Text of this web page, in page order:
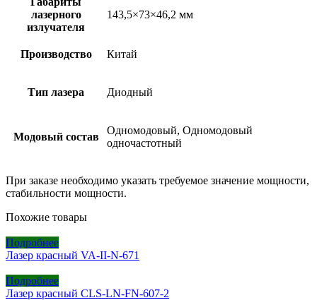
лазерного
излучателя
143,5×73×46,2 мм
Производство Китай
Тип лазера Диодный
Модовый состав
Одномодовый, Одномодовый
одночастотный
При заказе необходимо указать требуемое значение мощности,
стабильности мощности.
Похожие товары
Подробнее
Лазер красный VA-II-N-671
Подробнее
Лазер красный CLS-LN-FN-607-2